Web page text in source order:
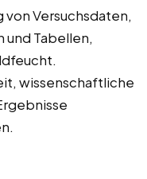
von Versuchsdaten,
und Tabellen,
wissenschaftliche